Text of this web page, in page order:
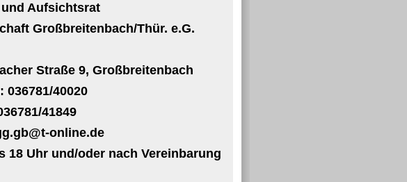
Aufsichtsrat
Großbreitenbach/Thür. e.G.
Straße 9, Großbreitenbach
036781/40020
41849
online.de
18 Uhr und/oder nach Vereinbarung